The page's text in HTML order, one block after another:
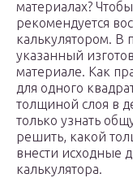
материалах?
рекомендуется
калькулятором. В
указанный
материале. Как
для одного
толщиной слоя в
только узнать
решить, какой
внести исходные
калькулятора.